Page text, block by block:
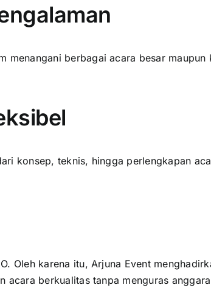
menangani berbagai acara besar
konsep, teknis, hingga perlengkapan
Oleh karena itu, Arjuna Event
acara berkualitas tanpa menguras